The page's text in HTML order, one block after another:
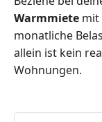
Warmmiete mit
monatliche
allein ist kein
Wohnungen.